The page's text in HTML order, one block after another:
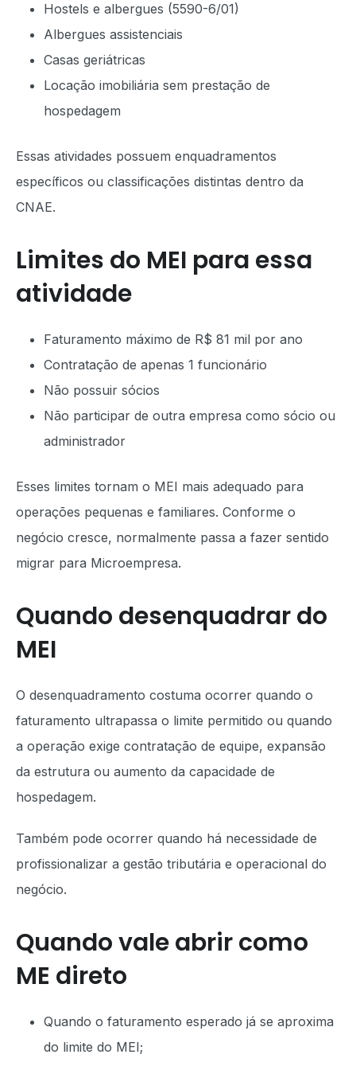
Hostels e albergues (5590-6/01)
Albergues assistenciais
Casas geriátricas
Locação imobiliária sem prestação de
hospedagem
Essas atividades possuem enquadramentos
específicos ou classificações distintas dentro da
CNAE.
Limites do MEI para essa
atividade
Faturamento máximo de R$ 81 mil por ano
Contratação de apenas 1 funcionário
Não possuir sócios
Não participar de outra empresa como sócio ou
administrador
Esses limites tornam o MEI mais adequado para
operações pequenas e familiares. Conforme o
negócio cresce, normalmente passa a fazer sentido
migrar para Microempresa.
Quando desenquadrar do
MEI
O desenquadramento costuma ocorrer quando o
faturamento ultrapassa o limite permitido ou quando
a operação exige contratação de equipe, expansão
da estrutura ou aumento da capacidade de
hospedagem.
Também pode ocorrer quando há necessidade de
profissionalizar a gestão tributária e operacional do
negócio.
Quando vale abrir como
ME direto
Quando o faturamento esperado já se aproxima
do limite do MEI;